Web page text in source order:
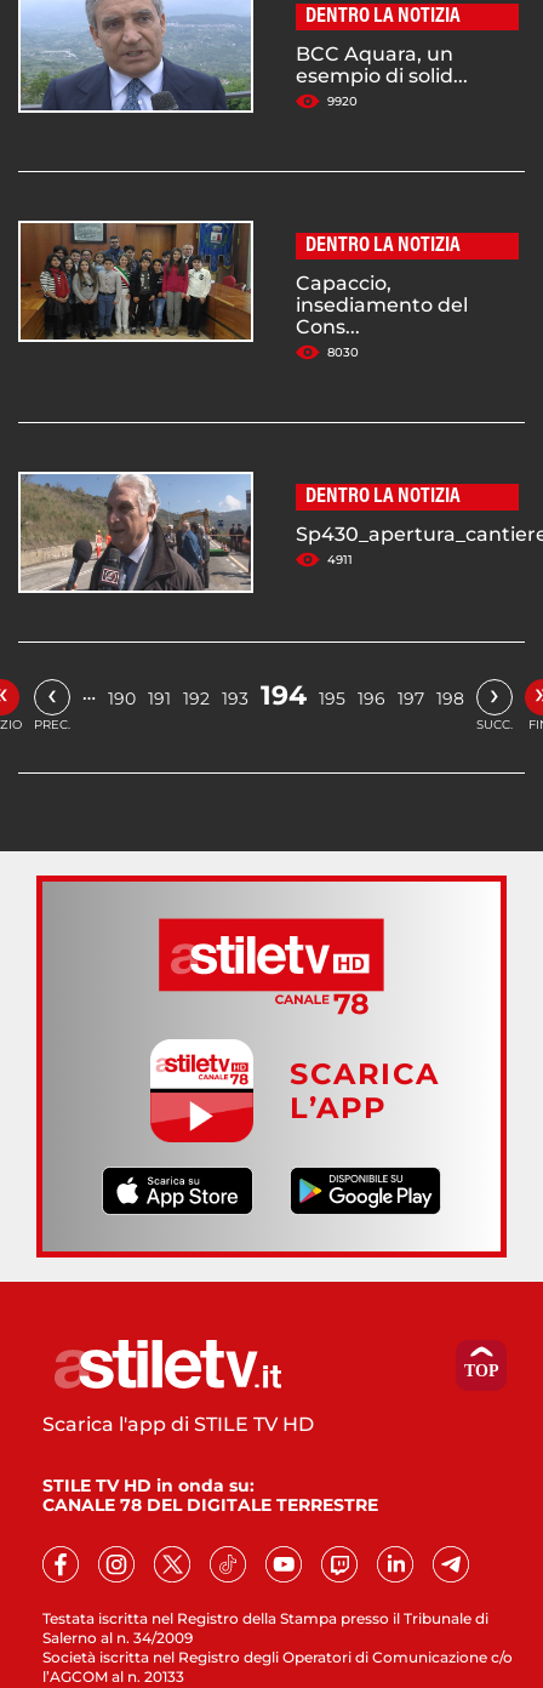
DENTRO LA NOTIZIA
BCC Aquara, un
esempio di solid...
9920
DENTRO LA NOTIZIA
Capaccio,
insediamento del
Cons...
8030
DENTRO LA NOTIZIA
4911
‹
PREC.
… 190 191 192 193 194 195 196 197 198 ›
SUCC.
SCARICA
L’APP
Testata iscritta nel Registro della Stampa presso il Tribunale di
Salerno al n. 34/2009
Società iscritta nel Registro degli Operatori di Comunicazione c/o
l’AGCOM al n. 20133
Scarica l'app di STILE TV HD
STILE TV HD in onda su:
CANALE 78 DEL DIGITALE TERRESTRE